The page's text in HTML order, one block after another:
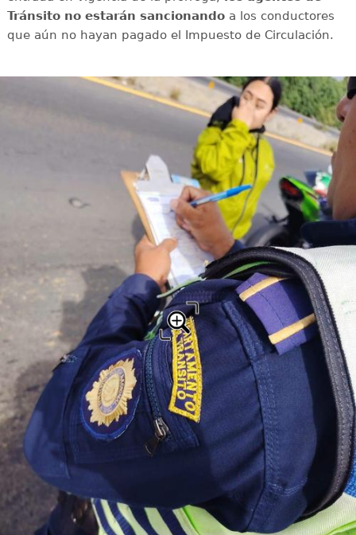
Tránsito no estarán sancionandoa los conductores
que aún no hayan pagado el Impuesto de Circulación.